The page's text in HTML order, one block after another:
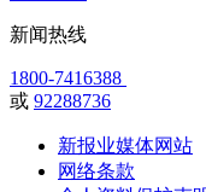
新闻热线
1800-7416388
或 92288736
新报业媒体网站
网络条款